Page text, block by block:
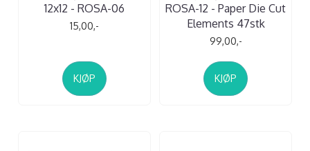
12x12 - ROSA-06
15,00,-
KJØP
ROSA-12 - Paper Die Cut
Elements 47stk
99,00,-
KJØP